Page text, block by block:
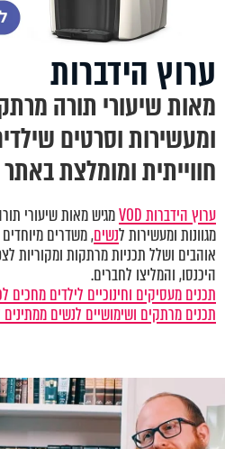
ערוץ הידברות
מאות שיעורי תורה
ומעשירות וסרטים
חווייתית ומומלצת
ערוץ הידברות VOD
מגיש מאות שיעורי
מגוונות ומעשירות לנשים, משדרים
אוהבים ושלל תכניות מרתקות ומקוריות
היכנסו, והמליצו לחברים.
תכנים מעסיקים וחינוכיים לילדים מחכים
תכנים מרתקים ושימושיים לנשים